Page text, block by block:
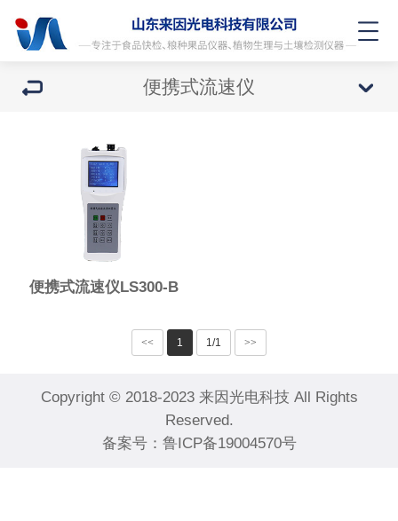
便携式流速仪
便携式流速仪LS300-B
<< 1 1/1 >>
Copyright © 2018-2023 来因光电科技 All Rights
Reserved.
备案号： 鲁ICP备19004570号